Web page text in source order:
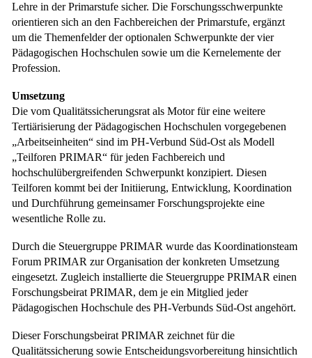
Lehre in der Primarstufe sicher. Die Forschungsschwerpunkte
orientieren sich an den Fachbereichen der Primarstufe, ergänzt
um die Themenfelder der optionalen Schwerpunkte der vier
Pädagogischen Hochschulen sowie um die Kernelemente der
Profession.
Umsetzung
Die vom Qualitätssicherungsrat als Motor für eine weitere
Tertiärisierung der Pädagogischen Hochschulen vorgegebenen
„Arbeitseinheiten“ sind im PH-Verbund Süd-Ost als Modell
„Teilforen PRIMAR“ für jeden Fachbereich und
hochschulübergreifenden Schwerpunkt konzipiert. Diesen
Teilforen kommt bei der Initiierung, Entwicklung, Koordination
und Durchführung gemeinsamer Forschungsprojekte eine
wesentliche Rolle zu.
Durch die Steuergruppe PRIMAR wurde das Koordinationsteam
Forum PRIMAR zur Organisation der konkreten Umsetzung
eingesetzt. Zugleich installierte die Steuergruppe PRIMAR einen
Forschungsbeirat PRIMAR, dem je ein Mitglied jeder
Pädagogischen Hochschule des PH-Verbunds Süd-Ost angehört.
Dieser Forschungsbeirat PRIMAR zeichnet für die
Qualitätssicherung sowie Entscheidungsvorbereitung hinsichtlich